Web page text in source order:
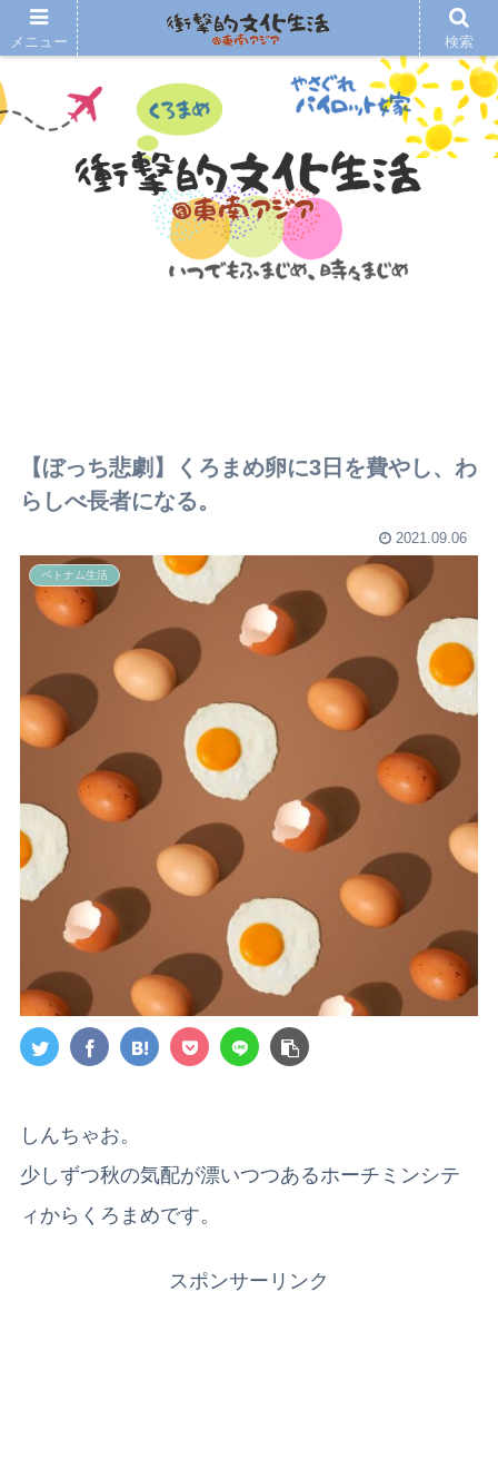
【ぼっち悲劇】くろまめ卵に3日を費やし、わ
らしべ長者になる。
2021.09.06
ベトナム生活
しんちゃお。
少しずつ秋の気配が漂いつつあるホーチミンシテ
ィからくろまめです。
スポンサーリンク
メニュー 検索